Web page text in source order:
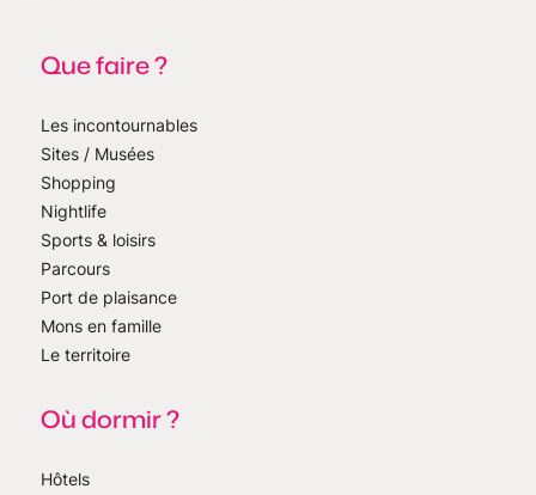
Que faire ?
Les incontournables
Sites / Musées
Shopping
Nightlife
Sports & loisirs
Parcours
Port de plaisance
Mons en famille
Le territoire
Où dormir ?
Hôtels